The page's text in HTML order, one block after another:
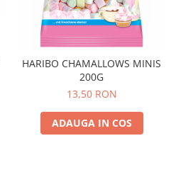
HARIBO CHAMALLOWS MINIS
200G
13,50 RON
ADAUGA IN COS